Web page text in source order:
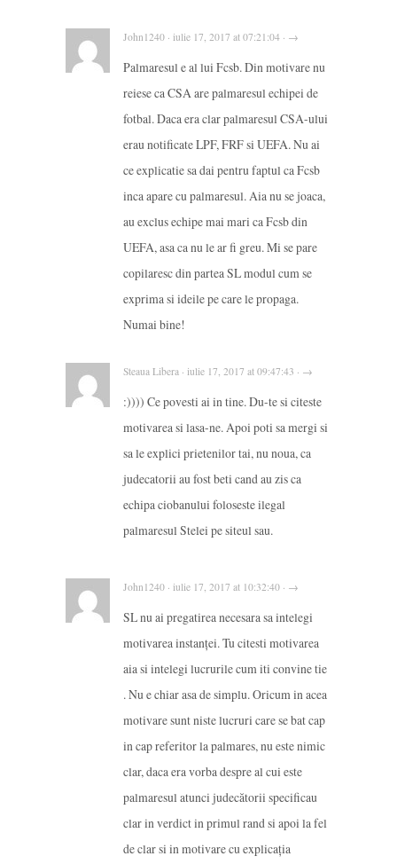
John1240 · iulie 17, 2017 at 07:21:04 · →
Palmaresul e al lui Fcsb. Din motivare nu
reiese ca CSA are palmaresul echipei de
fotbal. Daca era clar palmaresul CSA-ului
erau notificate LPF, FRF si UEFA. Nu ai
ce explicatie sa dai pentru faptul ca Fcsb
inca apare cu palmaresul. Aia nu se joaca,
au exclus echipe mai mari ca Fcsb din
UEFA, asa ca nu le ar fi greu. Mi se pare
copilaresc din partea SL modul cum se
exprima si ideile pe care le propaga.
Numai bine!
Steaua Libera · iulie 17, 2017 at 09:47:43 · →
:)))) Ce povesti ai in tine. Du-te si citeste
motivarea si lasa-ne. Apoi poti sa mergi si
sa le explici prietenilor tai, nu noua, ca
judecatorii au fost beti cand au zis ca
echipa ciobanului foloseste ilegal
palmaresul Stelei pe siteul sau.
John1240 · iulie 17, 2017 at 10:32:40 · →
SL nu ai pregatirea necesara sa intelegi
motivarea instanței. Tu citesti motivarea
aia si intelegi lucrurile cum iti convine tie
. Nu e chiar asa de simplu. Oricum in acea
motivare sunt niste lucruri care se bat cap
in cap referitor la palmares, nu este nimic
clar, daca era vorba despre al cui este
palmaresul atunci judecătorii specificau
clar in verdict in primul rand si apoi la fel
de clar si in motivare cu explicația